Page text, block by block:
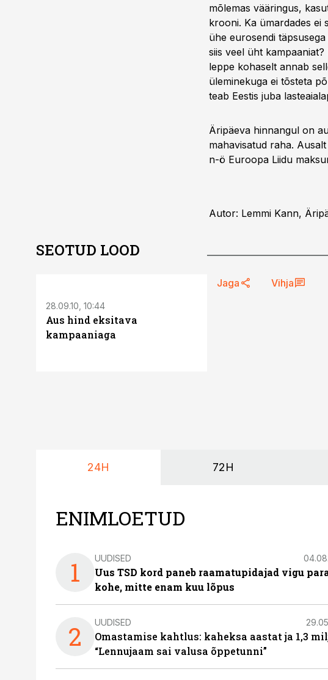
mõlemas vääringus,
krooni. Ka ümardades ei
ühe eurosendi
siis veel üht
leppe kohaselt annab
üleminekuga ei tõsteta
teab Eestis juba
Äripäeva hinnangul on
mahavisatud raha.
n-ö Euroopa Liidu
Autor: Lemmi Kann,
Jaga Vihja
SEOTUD LOOD
28.09.10, 10:44
Aus hind eksitava
kampaaniaga
ST
24H 72H
ENIMLOETUD
1 UUDISED
Uus TSD kord paneb raamatupidajad vigu
kohe, mitte enam kuu lõpus
2 UUDISED
Omastamise kahtlus: kaheksa aastat ja 1,3
“Lennujaam sai valusa õppetunni”